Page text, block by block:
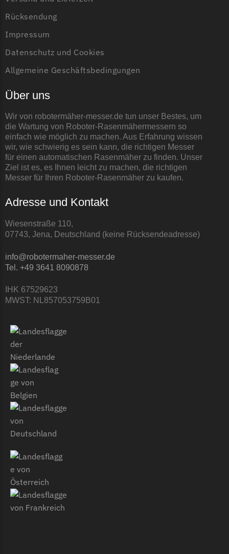
Powerworks Messer
Robomow
Robomow Messer
Scheppach
Scheppach Messer
Begrenzungsdraht
Segway
Segway Navimow Messer
Sunseeker Messer
TECH Line
Begrenzungsdraht
Texas Messer
Wiper
Wiper Messer
Begrenzungsdraht
WOLF-Garten
Wolf-Garten Messer
Begrenzungsdraht
Yardforce
Begrenzungsdraht
Zoef Robot
Zoef Robot Messer
Begrenzungsdraht
Rücksendung
Impressum
Datenschutz und Cookies
Allgemeine Geschäftsbedingungen
Über uns
Wir von robotermäher-messer.de tun unser Bestes, um
die Wartung von Roboter-Rasenmähermessern so
einfach wie möglich zu machen. Aus Erfahrung wissen
wir, wie schwierig es sein kann, die richtigen Messer
für einen automatischen Rasenmäher zu finden. Unser
Ziel ist es, es Ihnen leicht zu machen, die richtigen
Messer für Ihren Roboter-Rasenmäher zu kaufen.
Adresse und Kontakt
Wiesenstraße 110,
07743, Jena, Deutschland (keine Rücksendeadresse)
info@robotermaher-messer.de
Tel. +49 3641 8090878
IHK 67529623
MWST: NL857053759B01